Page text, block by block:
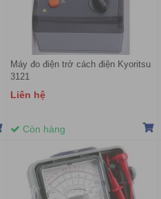
Máy đo điện trở cách điện Kyoritsu
3121
Liên hệ
Còn hàng